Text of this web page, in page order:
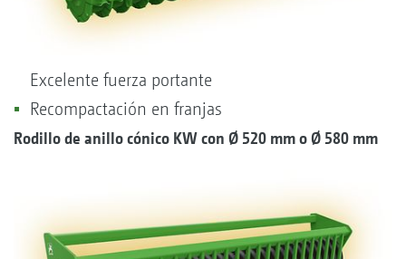
Excelente fuerza portante
Recompactación en franjas
Rodillo de anillo cónico KW con Ø 520 mm oØ 580 mm